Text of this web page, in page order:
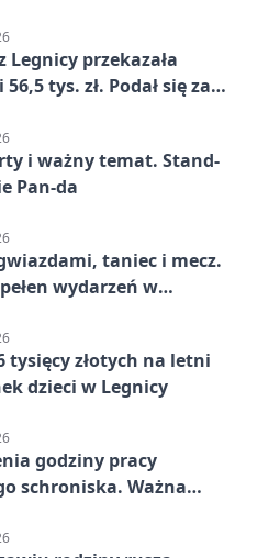
Legnicy przekazała
tys. zł. Podał się za
i ważny temat. Stand-
Pan-da
taniec i mecz.
wydarzeń w
tysięcy złotych na letni
dzieci w Legnicy
godziny pracy
schroniska. Ważna